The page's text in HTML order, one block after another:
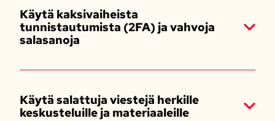
Käytä kaksivaiheista
tunnistautumista (2FA) ja vahvoja
salasanoja
Käytä salattuja viestejä herkille
keskusteluille ja materiaaleille